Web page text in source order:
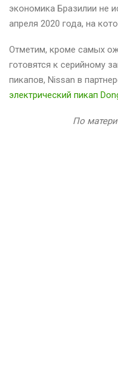
экономика Бразилии не
апреля 2020 года, на
Отметим, кроме самых
готовятся к серийному
пикапов, Nissan в
электрический пикап
По